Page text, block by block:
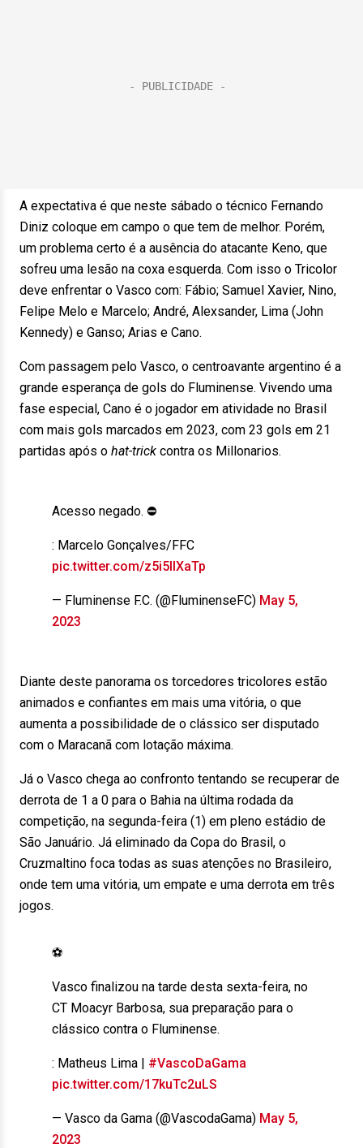
A expectativa é que neste sábado o técnico Fernando
Diniz coloque em campo o que tem de melhor. Porém,
um problema certo é a ausência do atacante Keno, que
sofreu uma lesão na coxa esquerda. Com isso o Tricolor
deve enfrentar o Vasco com: Fábio; Samuel Xavier, Nino,
Felipe Melo e Marcelo; André, Alexsander, Lima (John
Kennedy) e Ganso; Arias e Cano.
Com passagem pelo Vasco, o centroavante argentino é a
grande esperança de gols do Fluminense. Vivendo uma
fase especial, Cano é o jogador em atividade no Brasil
com mais gols marcados em 2023, com 23 gols em 21
partidas após o hat-trick contra os Millonarios.
Acesso negado. ⛔️
: Marcelo Gonçalves/FFC
pic.twitter.com/z5i5IlXaTp
— Fluminense F.C. (@FluminenseFC) May 5,
2023
Diante deste panorama os torcedores tricolores estão
animados e confiantes em mais uma vitória, o que
aumenta a possibilidade de o clássico ser disputado
com o Maracanã com lotação máxima.
Já o Vasco chega ao confronto tentando se recuperar de
derrota de 1 a 0 para o Bahia na última rodada da
competição, na segunda-feira (1) em pleno estádio de
São Januário. Já eliminado da Copa do Brasil, o
Cruzmaltino foca todas as suas atenções no Brasileiro,
onde tem uma vitória, um empate e uma derrota em três
jogos.
⚽️
Vasco finalizou na tarde desta sexta-feira, no
CT Moacyr Barbosa, sua preparação para o
clássico contra o Fluminense.
: Matheus Lima | #VascoDaGama
pic.twitter.com/17kuTc2uLS
— Vasco da Gama (@VascodaGama) May 5,
2023